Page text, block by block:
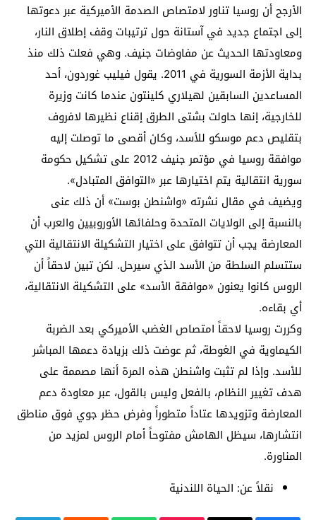
الأرجح أن روسيا تناور لامتصاص الصدمة الأميركية عبر دعوتها
إلى اجتماع جديد في آستانة حول ترتيبات وقف إطلاق النار،
ومعاودتها الحديث عن مفاوضات جنيف. وهي فعلت ذلك منذ
بداية الأزمة السورية في 2011. يقول فيليب غوردون، أحد
المساعدين السابقين لهيلاري كلينتون عندما كانت وزيرة
للخارجية، إنها حاولت بشتى الطرق إقناع نظيرها لافروف
بتقليص دعم موسكو للأسد، وكان أقصى ما توصلت إليه
موافقة روسيا في مؤتمر جنيف 2012 على تشكيل حكومة
سورية انتقالية يتم اختيارها عبر «التوافق المتبادل».
ويضيف في مقال نشرته «واشنطن بوست» أن ذلك عنى
بالنسبة إلى الولايات المتحدة وحلفائها الأوروبيين والعرب أن
المعارضة يجب أن تتوافق على اختيار التشكيلة الانتقالية التي
ستتسلم السلطة من الأسد الذي سيرحل. لكن تبين لاحقاً أن
الروس كانوا يعنون «موافقة الأسد» على التشكيلة الانتقالية،
أي بقاءه.
وكررت روسيا لاحقاً امتصاص الغضب الأميركي بعد الضربة
الكيماوية في الغوطة، ثم عوضت ذلك بزيادة دعمها المباشر
للأسد. وإذا لم تثبت واشنطن هذه المرة أنها مصممة على
هدف تغيير النظام، بالفعل وليس بالقول، عبر معاودة دعم
المعارضة وتزويدها عتاداً متطوراً وفرض حظر جوي فوق مناطق
انتشارها، سيظل الهامش مفتوحاً أمام الروس لمزيد من
المناورة.
نقلاً عن: الحياة اللندنية